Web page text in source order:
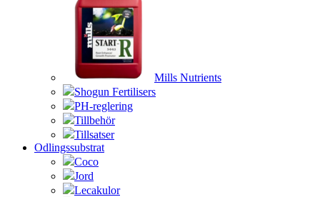
Mills Nutrients
Shogun Fertilisers
PH-reglering
Tillbehör
Tillsatser
Odlingssubstrat
Coco
Jord
Lecakulor